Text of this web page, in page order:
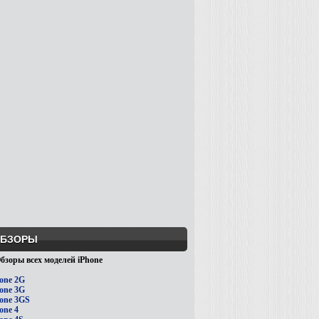
всех моделей iPhone
2G
3G
3GS
4